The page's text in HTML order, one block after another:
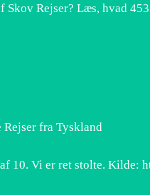
Skov Rejser? Læs, hvad
fra Tyskland
10. Vi er ret stolte.